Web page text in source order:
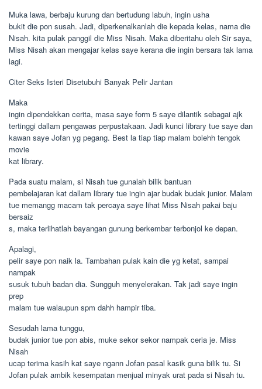
Muka lawa, berbaju kurung dan bertudung labuh, ingin usha
bukit die pon susah. Jadi, diperkenalkanlah die kepada kelas, nama die
Nisah. kita pulak panggil die Miss Nisah. Maka diberitahu oleh Sir saya,
Miss Nisah akan mengajar kelas saye kerana die ingin bersara tak lama
lagi.
Citer Seks Isteri Disetubuhi Banyak Pelir Jantan
Maka
ingin dipendekkan cerita, masa saye form 5 saye dilantik sebagai ajk
tertinggi dallam pengawas perpustakaan. Jadi kunci library tue saye dan
kawan saye Jofan yg pegang. Best la tiap tiap malam bolehh tengok
movie
kat library.
Pada suatu malam, si Nisah tue gunalah bilik bantuan
pembelajaran kat dallam library tue ingin ajar budak budak junior. Malam
tue memangg macam tak percaya saye lihat Miss Nisah pakai baju
bersaiz
s, maka terlihatlah bayangan gunung berkembar terbonjol ke depan.
Apalagi,
pelir saye pon naik la. Tambahan pulak kain die yg ketat, sampai
nampak
susuk tubuh badan dia. Sungguh menyelerakan. Tak jadi saye ingin
prep
malam tue walaupun spm dahh hampir tiba.
Sesudah lama tunggu,
budak junior tue pon abis, muke sekor sekor nampak ceria je. Miss
Nisah
ucap terima kasih kat saye ngann Jofan pasal kasik guna bilik tu. Si
Jofan pulak ambik kesempatan menjual minyak urat pada si Nisah tu.